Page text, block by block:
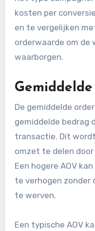
te delen door het
te begrijpen of je
Een lage kosten per
het type campagne.
en te vergelijken
orderwaarde om de
waarborgen.
De gemiddelde
transactie. Dit